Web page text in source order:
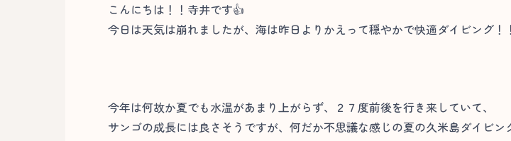
こんにちは！！寺井です👍
今日は天気は崩れましたが、海は昨日よりかえって穏やかで快適ダイビング！！
今年は何故か夏でも水温があまり上がらず、２７度前後を行き来していて、
サンゴの成長には良さそうですが、何だか不思議な感じの夏の久米島ダイビン